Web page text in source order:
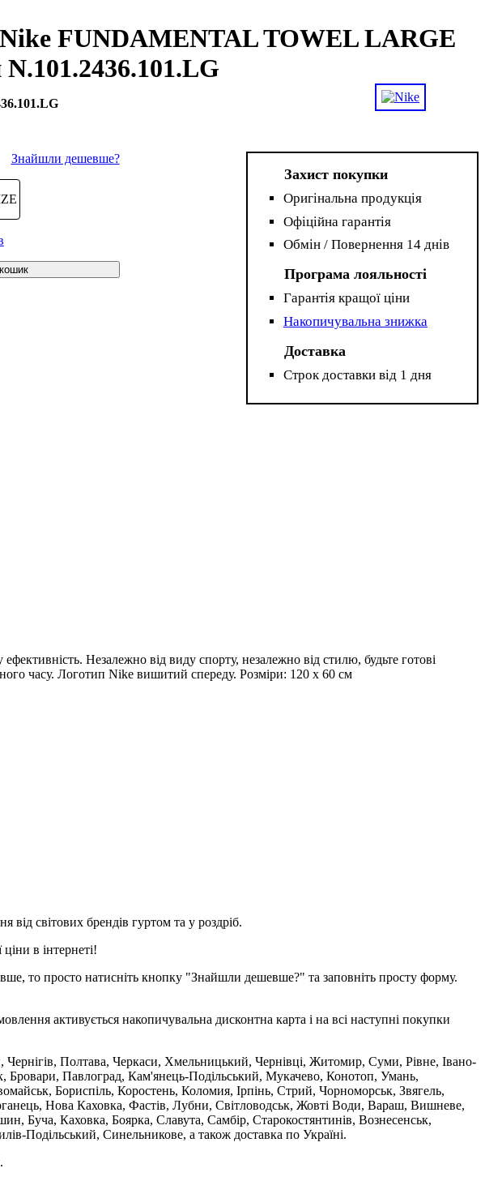
FUNDAMENTAL TOWEL LARGE
N.101.2436.101.LG
Знайшли дешевше?
Захист покупки
Оригінальна продукція
Офіційна гарантія
Обмін / Повернення 14 днів
Програма лояльності
Гарантія кращої ціни
Накопичувальна знижка
Доставка
Строк доставки від 1 дня
Незалежно від виду спорту, незалежно від стилю, будьте готові
часу. Логотип Nike вишитий спереду. Розміри: 120 х 60 см
світових брендів гуртом та у роздріб.
в інтернеті!
то просто натисніть кнопку "Знайшли дешевше?" та заповніть просту форму.
активується накопичувальна дисконтна карта і на всі наступні покупки
Полтава, Черкаси, Хмельницький, Чернівці, Житомир, Суми, Рівне, Івано-
Павлоград, Кам'янець-Подільський, Мукачево, Конотоп, Умань,
Бориспіль, Коростень, Коломия, Ірпінь, Стрий, Чорноморськ, Звягель,
Нова Каховка, Фастів, Лубни, Світловодськ, Жовті Води, Вараш, Вишневе,
Буча, Каховка, Боярка, Славута, Самбір, Старокостянтинів, Вознесенськ,
Подільський, Синельникове, а також доставка по Україні.